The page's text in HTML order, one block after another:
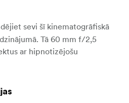
sevi šī kinematogrāfiskā
Tā 60 mm f/2,5
ar hipnotizējošu
smalka vinjete, kas piešķir